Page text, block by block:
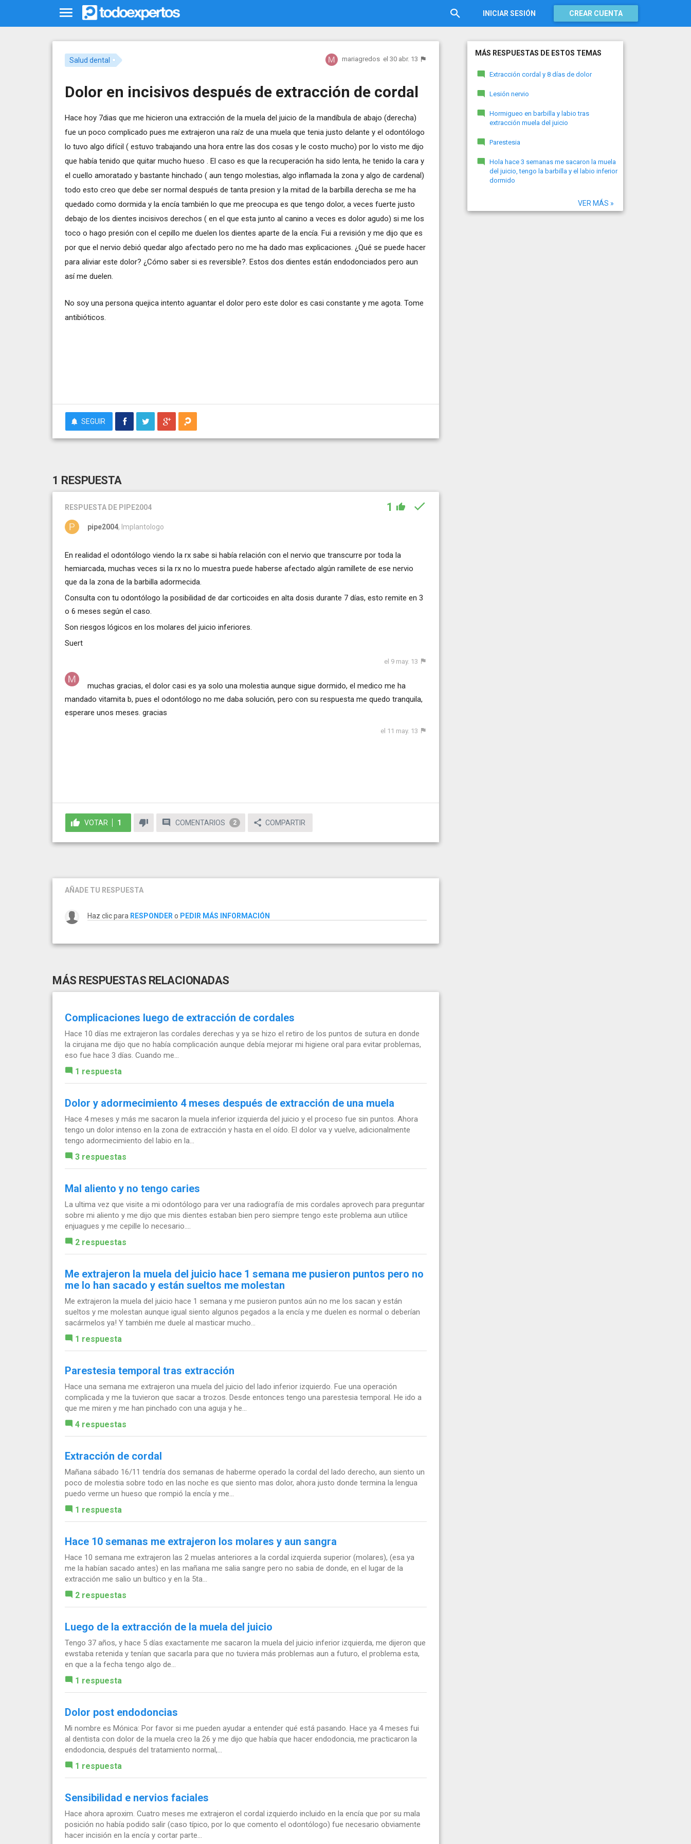
INICIAR SESIÓN CREAR CUENTA
Salud dental mariagredos el 30 abr. 13
Dolor en incisivos después de extracción de cordal
Hace hoy 7dias que me hicieron una extracción de la muela del juicio de la mandíbula de abajo (derecha)
fue un poco complicado pues me extrajeron una raíz de una muela que tenia justo delante y el odontólogo
lo tuvo algo difícil ( estuvo trabajando una hora entre las dos cosas y le costo mucho) por lo visto me dijo
que había tenido que quitar mucho hueso . El caso es que la recuperación ha sido lenta, he tenido la cara y
el cuello amoratado y bastante hinchado ( aun tengo molestias, algo inflamada la zona y algo de cardenal)
todo esto creo que debe ser normal después de tanta presion y la mitad de la barbilla derecha se me ha
quedado como dormida y la encía también lo que me preocupa es que tengo dolor, a veces fuerte justo
debajo de los dientes incisivos derechos ( en el que esta junto al canino a veces es dolor agudo) si me los
toco o hago presión con el cepillo me duelen los dientes aparte de la encía. Fui a revisión y me dijo que es
por que el nervio debió quedar algo afectado pero no me ha dado mas explicaciones. ¿Qué se puede hacer
para aliviar este dolor? ¿Cómo saber si es reversible?. Estos dos dientes están endodonciados pero aun
así me duelen.
No soy una persona quejica intento aguantar el dolor pero este dolor es casi constante y me agota. Tome
antibióticos.
SEGUIR
1 RESPUESTA
RESPUESTA DE PIPE2004 1
pipe2004, Implantologo
En realidad el odontólogo viendo la rx sabe si había relación con el nervio que transcurre por toda la
hemiarcada, muchas veces si la rx no lo muestra puede haberse afectado algún ramillete de ese nervio
que da la zona de la barbilla adormecida.
Consulta con tu odontólogo la posibilidad de dar corticoides en alta dosis durante 7 días, esto remite en 3
o 6 meses según el caso.
Son riesgos lógicos en los molares del juicio inferiores.
Suert
el 9 may. 13
muchas gracias, el dolor casi es ya solo una molestia aunque sigue dormido, el medico me ha
mandado vitamita b, pues el odontólogo no me daba solución, pero con su respuesta me quedo tranquila,
esperare unos meses. gracias
el 11 may. 13
VOTAR 1 COMENTARIOS 2 COMPARTIR
AÑADE TU RESPUESTA
Haz clic para RESPONDERo PEDIR MÁS INFORMACIÓN
MÁS RESPUESTAS RELACIONADAS
Complicaciones luego de extracción de cordales
Hace 10 días me extrajeron las cordales derechas y ya se hizo el retiro de los puntos de sutura en donde
la cirujana me dijo que no había complicación aunque debía mejorar mi higiene oral para evitar problemas,
eso fue hace 3 días. Cuando me...
1 respuesta
Dolor y adormecimiento 4 meses después de extracción de una muela
Hace 4 meses y más me sacaron la muela inferior izquierda del juicio y el proceso fue sin puntos. Ahora
tengo un dolor intenso en la zona de extracción y hasta en el oído. El dolor va y vuelve, adicionalmente
tengo adormecimiento del labio en la...
3 respuestas
Mal aliento y no tengo caries
La ultima vez que visite a mi odontólogo para ver una radiografía de mis cordales aprovech para preguntar
sobre mi aliento y me dijo que mis dientes estaban bien pero siempre tengo este problema aun utilice
enjuagues y me cepille lo necesario....
2 respuestas
Me extrajeron la muela del juicio hace 1 semana me pusieron puntos pero no
me lo han sacado y están sueltos me molestan
Me extrajeron la muela del juicio hace 1 semana y me pusieron puntos aún no me los sacan y están
sueltos y me molestan aunque igual siento algunos pegados a la encía y me duelen es normal o deberían
sacármelos ya! Y también me duele al masticar mucho...
1 respuesta
Parestesia temporal tras extracción
Hace una semana me extrajeron una muela del juicio del lado inferior izquierdo. Fue una operación
complicada y me la tuvieron que sacar a trozos. Desde entonces tengo una parestesia temporal. He ido a
que me miren y me han pinchado con una aguja y he...
4 respuestas
Extracción de cordal
Mañana sábado 16/11 tendría dos semanas de haberme operado la cordal del lado derecho, aun siento un
poco de molestia sobre todo en las noche es que siento mas dolor, ahora justo donde termina la lengua
puedo verme un hueso que rompió la encía y me...
1 respuesta
Hace 10 semanas me extrajeron los molares y aun sangra
Hace 10 semana me extrajeron las 2 muelas anteriores a la cordal izquierda superior (molares), (esa ya
me la habían sacado antes) en las mañana me salia sangre pero no sabia de donde, en el lugar de la
extracción me salio un bultico y en la 5ta...
2 respuestas
Luego de la extracción de la muela del juicio
Tengo 37 años, y hace 5 días exactamente me sacaron la muela del juicio inferior izquierda, me dijeron que
ewstaba retenida y tenían que sacarla para que no tuviera más problemas aun a futuro, el problema esta,
en que a la fecha tengo algo de...
1 respuesta
Dolor post endodoncias
Mi nombre es Mónica: Por favor si me pueden ayudar a entender qué está pasando. Hace ya 4 meses fui
al dentista con dolor de la muela creo la 26 y me dijo que había que hacer endodoncia, me practicaron la
endodoncia, después del tratamiento normal,...
1 respuesta
Sensibilidad e nervios faciales
Hace ahora aproxim. Cuatro meses me extrajeron el cordal izquierdo incluido en la encía que por su mala
posición no había podido salir (caso típico, por lo que comento el odontólogo) fue necesario obviamente
hacer incisión en la encía y cortar parte...
MÁS RESPUESTAS DE ESTOS TEMAS
Extracción cordal y 8 días de dolor
Lesión nervio
Hormigueo en barbilla y labio tras
extracción muela del juicio
Parestesia
Hola hace 3 semanas me sacaron la muela
del juicio, tengo la barbilla y el labio inferior
dormido
VER MÁS »